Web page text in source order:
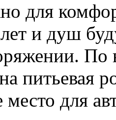
для
и душ
По
питьевая
место для